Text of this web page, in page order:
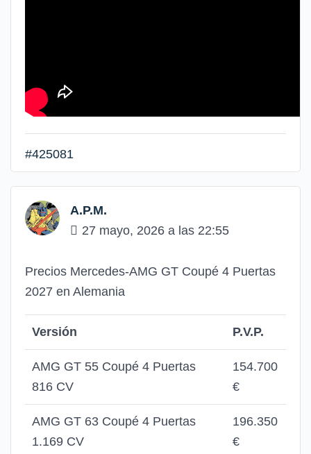
#425081
A.P.M.
27 mayo, 2026 a las 22:55
Precios Mercedes-AMG GT Coupé 4 Puertas
2027 en Alemania
Versión P.V.P.
AMG GT 55 Coupé 4 Puertas
816 CV
154.700
€
AMG GT 63 Coupé 4 Puertas
1.169 CV
196.350
€